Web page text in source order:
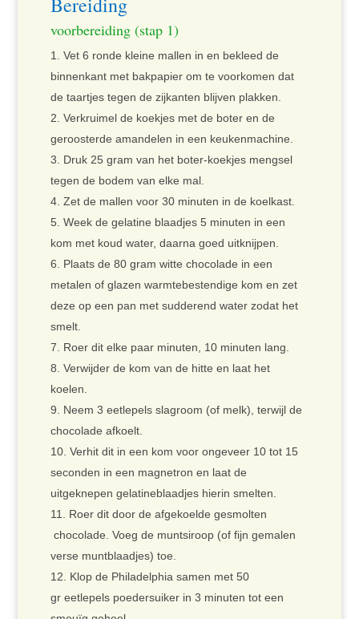
voorbereiding (stap 1)
Vet 6 ronde kleine mallen in en bekleed de
binnenkant met bakpapier om te voorkomen dat
de taartjes tegen de zijkanten blijven plakken.
Verkruimel de koekjes met de boter en de
geroosterde amandelen in een keukenmachine.
Druk 25 gram van het boter-koekjes mengsel
tegen de bodem van elke mal.
Zet de mallen voor 30 minuten in de koelkast.
Week de gelatine blaadjes 5 minuten in een
kom met koud water, daarna goed uitknijpen.
Plaats de 80 gram witte chocolade in een
metalen of glazen warmtebestendige kom en zet
deze op een pan met sudderend water zodat het
smelt.
Roer dit elke paar minuten, 10 minuten lang.
Verwijder de kom van de hitte en laat het
koelen.
Neem 3 eetlepels slagroom (of melk), terwijl de
chocolade afkoelt.
Verhit dit in een kom voor ongeveer 10 tot 15
seconden in een magnetron en laat de
uitgeknepen gelatineblaadjes hierin smelten.
Roer dit door de afgekoelde gesmolten
chocolade. Voeg de muntsiroop (of fijn gemalen
verse muntblaadjes) toe.
Klop de Philadelphia samen met 50
gr eetlepels poedersuiker in 3 minuten tot een